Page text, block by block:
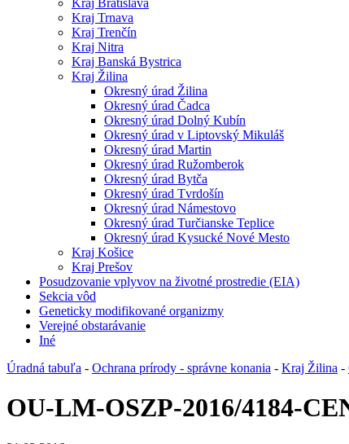
Kraj Bratislava
Kraj Trnava
Kraj Trenčín
Kraj Nitra
Kraj Banská Bystrica
Kraj Žilina
Okresný úrad Žilina
Okresný úrad Čadca
Okresný úrad Dolný Kubín
Okresný úrad v Liptovský Mikuláš
Okresný úrad Martin
Okresný úrad Ružomberok
Okresný úrad Bytča
Okresný úrad Tvrdošín
Okresný úrad Námestovo
Okresný úrad Turčianske Teplice
Okresný úrad Kysucké Nové Mesto
Kraj Košice
Kraj Prešov
Posudzovanie vplyvov na životné prostredie (EIA)
Sekcia vôd
Geneticky modifikované organizmy
Verejné obstarávanie
Iné
Úradná tabuľa - Ochrana prírody - správne konania - Kraj Žilina -
OU-LM-OSZP-2016/4184-